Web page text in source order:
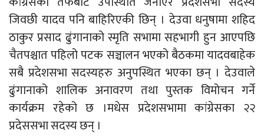
जिवछी यादव पनि बाहिरिएकी छिन् । देउवा धनुषामा शहिद
ठाकुर प्रसाद ढुंगानाको स्मृति सभामा सहभागी हुन आएपछि
चैतपश्चात पहिलो पटक सञ्चालन भएको बैठकमा यादवबाहेक
सबै प्रदेशसभा सदस्यहरु अनुपस्थित भएका छन् । देउवाले
ढुंगानाको शालिक अनावरण तथा पुस्तक विमोचन गर्ने
कार्यक्रम रहेको छ ।मधेस प्रदेशसभामा कांग्रेसका २२
प्रदेससभा सदस्य छन् ।